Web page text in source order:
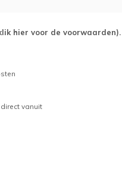
hier voor de voorwaarden).
vanuit